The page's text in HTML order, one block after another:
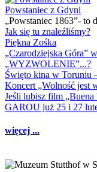
Powstaniec z Gdyni
„Powstaniec 1863”- to
Jak się tu znaleźliśmy?
Piękna Zośka
„Czarodziejska Góra”
„WYZWOLENIE”...?
Święto kina w Toruniu
Koncert „Wolność jest
Jeśli lubisz film „Buena
GAROU już 25 i 27
więcej ...